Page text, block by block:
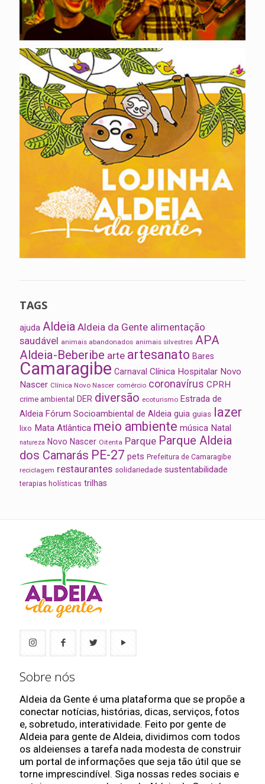
TAGS
ajuda Aldeia Aldeia da Gente alimentação
saudável animais abandonados animais silvestres APA
Aldeia-Beberibe arte artesanato Bares
Camaragibe Carnaval Clínica Hospitalar Novo
Nascer Clínica Novo Nascer comércio coronavírus CPRH
crime ambiental DER diversão ecoturismo Estrada de
Aldeia Fórum Socioambiental de Aldeia guia guias lazer
lixo Mata Atlântica meio ambiente música Natal
natureza Novo Nascer Oitenta Parque Parque Aldeia
dos Camarás PE-27 pets Prefeitura de Camaragibe
reciclagem restaurantes solidariedade sustentabilidade
terapias holísticas trilhas
Sobre nós
Aldeia da Gente é uma plataforma que se propõe a
conectar notícias, histórias, dicas, serviços, fotos
e, sobretudo, interatividade. Feito por gente de
Aldeia para gente de Aldeia, dividimos com todos
os aldeienses a tarefa nada modesta de construir
um portal de informações que seja tão útil que se
torne imprescindível. Siga nossas redes sociais e